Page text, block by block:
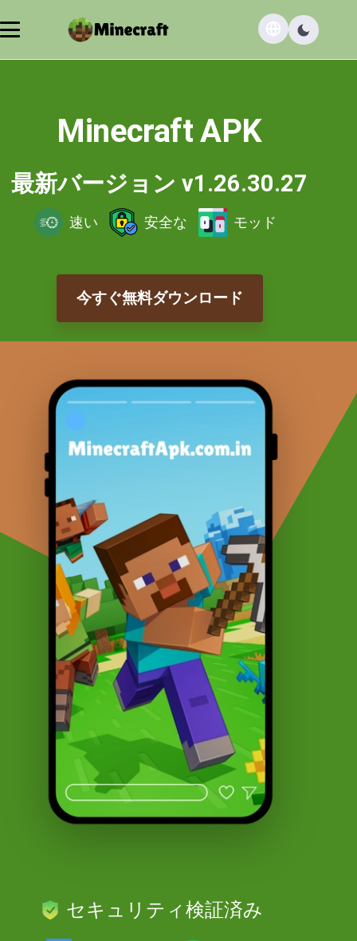
Minecraft APK
最新バージョン v1.26.30.27
速い 安全な モッド
今すぐ無料ダウンロード
セキュリティ検証済み